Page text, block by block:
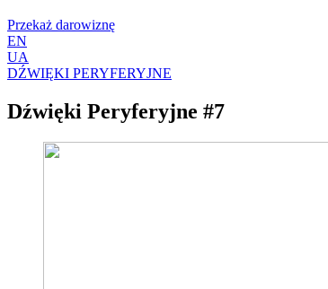
Przekaż darowiznę
EN
UA
DŹWIĘKI PERYFERYJNE
Dźwięki Peryferyjne #7